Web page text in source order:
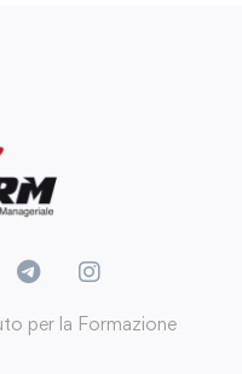
per la Formazione